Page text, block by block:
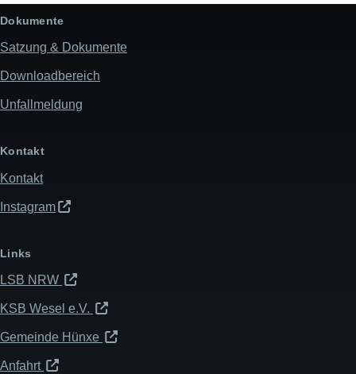
Dokumente
Satzung & Dokumente
Downloadbereich
Unfallmeldung
Kontakt
Kontakt
Instagram
Links
LSB NRW
KSB Wesel e.V.
Gemeinde Hünxe
Anfahrt